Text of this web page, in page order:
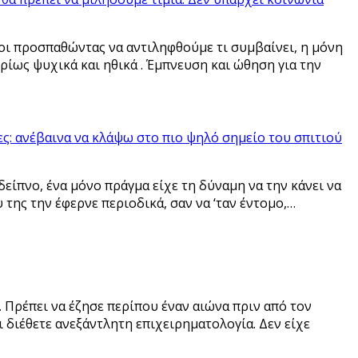
προσπαθώντας να αντιληφθούμε τι συμβαίνει, η μόνη
ψυχικά και ηθικά . Έμπνευση και ώθηση για την
ανέβαινα να κλάψω στο πιο ψηλό σημείο του σπιτιού
ένα μόνο πράγμα είχε τη δύναμη να την κάνει να
την έφερνε περιοδικά, σαν να ‘ταν έντομο,…
να έζησε περίπου έναν αιώνα πριν από τον
ανεξάντλητη επιχειρηματολογία. Δεν είχε